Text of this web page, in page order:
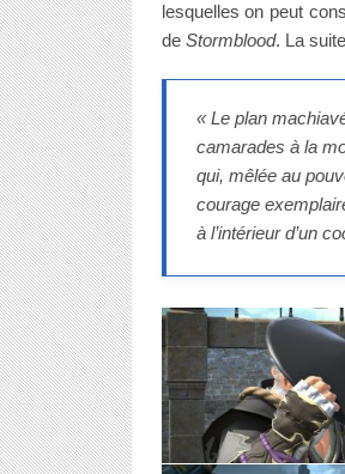
lesquelles on peut
de Stormblood. La
« Le plan
camarades à la
qui, mêlée au
courage
à l’intérieur d’un